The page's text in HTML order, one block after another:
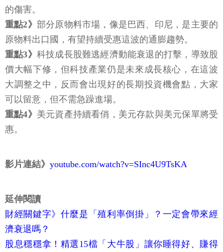
的傷害。
重點2》 部分原物料市場，像是巴西、印尼，是主要的
原物料出口國，有望持續受惠這波的通膨趨勢。
重點3》 科技成長股難逃經濟動能衰退的打擊，導致股
價大幅下修，但科技產業仍是未來成長核心，在這波
大調整之中，反而會出現好的長期投資機會點，大家
可以留意，但不需急躁進場。
重點4》 美元資產持續看俏，美元存款與美元保單將受
惠。
影片連結》 youtube.com/watch?v=SInc4U9TsKA
延伸閱讀
財經關鍵字》什麼是「殖利率倒掛」？一定會帶來經
濟衰退嗎？
股息穩穩拿！精選15檔「大牛股」讓你睡得好、賺得